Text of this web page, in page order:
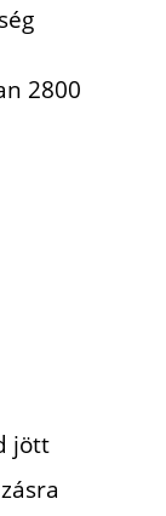
2800
jött